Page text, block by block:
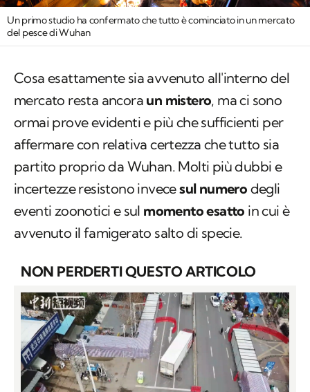
Un primo studio ha confermato che tutto è cominciato in un mercato
del pesce di Wuhan
Cosa esattamente sia avvenuto all'interno del
mercato resta ancora un mistero, ma ci sono
ormai prove evidenti e più che sufficienti per
affermare con relativa certezza che tutto sia
partito proprio da Wuhan. Molti più dubbi e
incertezze resistono invecesul numero degli
eventi zoonotici e sul momento esatto in cui è
avvenuto il famigerato salto di specie.
NON PERDERTI QUESTO ARTICOLO